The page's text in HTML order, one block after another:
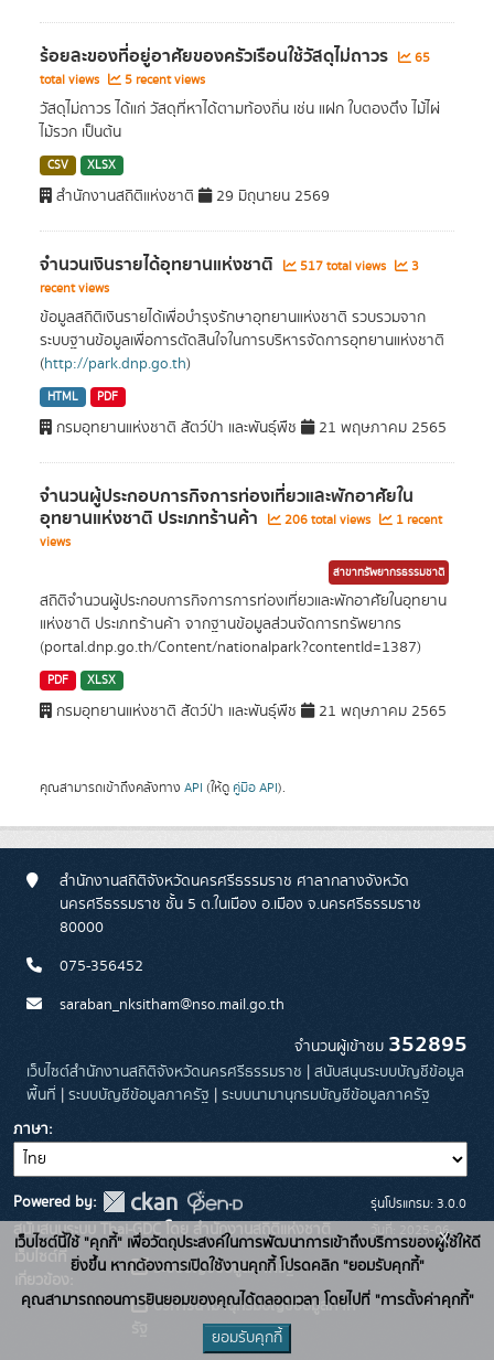
ร้อยละของที่อยู่อาศัยของครัวเรือนใช้วัสดุไม่ถาวร
65
total views
5 recent views
วัสดุไม่ถาวร ได้แก่ วัสดุที่หาได้ตามท้องถิ่น เช่น แฝก ใบตองตึง ไม้ไผ่
ไม้รวก เป็นต้น
CSV XLSX
สำนักงานสถิติแห่งชาติ 29 มิถุนายน 2569
จำนวนเงินรายได้อุทยานแห่งชาติ 517 total views
3
recent views
ข้อมูลสถิติเงินรายได้เพื่อบำรุงรักษาอุทยานแห่งชาติ รวบรวมจาก
ระบบฐานข้อมูลเพื่อการตัดสินใจในการบริหารจัดการอุทยานแห่งชาติ
(http://park.dnp.go.th)
HTML PDF
กรมอุทยานแห่งชาติ สัตว์ป่า และพันธุ์พืช 21 พฤษภาคม 2565
จำนวนผู้ประกอบการกิจการท่องเที่ยวและพักอาศัยใน
อุทยานแห่งชาติ ประเภทร้านค้า 206 total views
1 recent
views
สาขาทรัพยากรธรรมชาติ
สถิติจำนวนผู้ประกอบการกิจการการท่องเที่ยวและพักอาศัยในอุทยาน
แห่งชาติ ประเภทร้านค้า จากฐานข้อมูลส่วนจัดการทรัพยากร
(portal.dnp.go.th/Content/nationalpark?contentId=1387)
PDF XLSX
กรมอุทยานแห่งชาติ สัตว์ป่า และพันธุ์พืช 21 พฤษภาคม 2565
คุณสามารถเข้าถึงคลังทาง API (ให้ดู คู่มือ API).
สำนักงานสถิติจังหวัดนครศรีธรรมราช ศาลากลางจังหวัด
นครศรีธรรมราช ชั้น 5 ต.ในเมือง อ.เมือง จ.นครศรีธรรมราช
80000
075-356452
saraban_nksitham@nso.mail.go.th
จำนวนผู้เข้าชม 352895
เว็บไซต์สำนักงานสถิติจังหวัดนครศรีธรรมราช | สนับสนุนระบบบัญชีข้อมูล
พื้นที่ | ระบบบัญชีข้อมูลภาครัฐ | ระบบนามานุกรมบัญชีข้อมูลภาครัฐ
ภาษา
Powered by:
สนับสนุนระบบ Thai-GDC โดย สำนักงานสถิติแห่งชาติ
เว็บไซต์ที่
เกี่ยวข้อง:
ระบบบัญชีข้อมูลภาครัฐ
บริการนามานุกรมบัญชีข้อมูลภาค
รุ่นโปรแกรม: 3.0.0
วันที่: 2025-06-
26
เว็บไซต์นี้ใช้ "คุกกี้" เพื่อวัตถุประสงค์ในการพัฒนาการเข้าถึงบริการของผู้ใช้ให้ดี
ยิ่งขึ้น หากต้องการเปิดใช้งานคุกกี้ โปรดคลิก "ยอมรับคุกกี้"
คุณสามารถถอนการยินยอมของคุณได้ตลอดเวลา โดยไปที่ "การตั้งค่าคุกกี้"
ยอมรับคุกกี้
x